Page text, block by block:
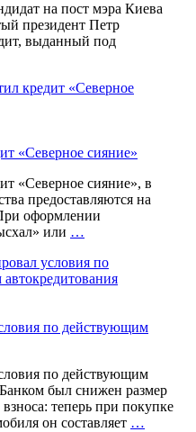
на пост мэра Киева
президент Петр
выданный под
«Северное сияние»
«Северное сияние», в
предоставляются на
оформлении
или …
по действующим
по действующим
был снижен размер
теперь при покупке
он составляет …